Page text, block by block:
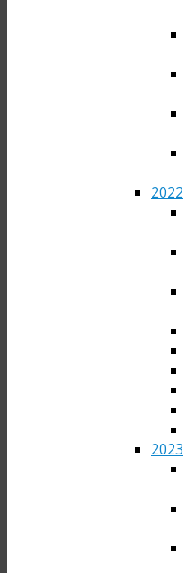
2022
2023